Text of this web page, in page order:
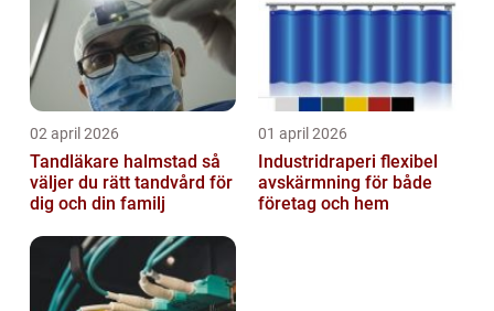
02 april 2026
Tandläkare halmstad så
väljer du rätt tandvård för
dig och din familj
01 april 2026
Industridraperi flexibel
avskärmning för både
företag och hem